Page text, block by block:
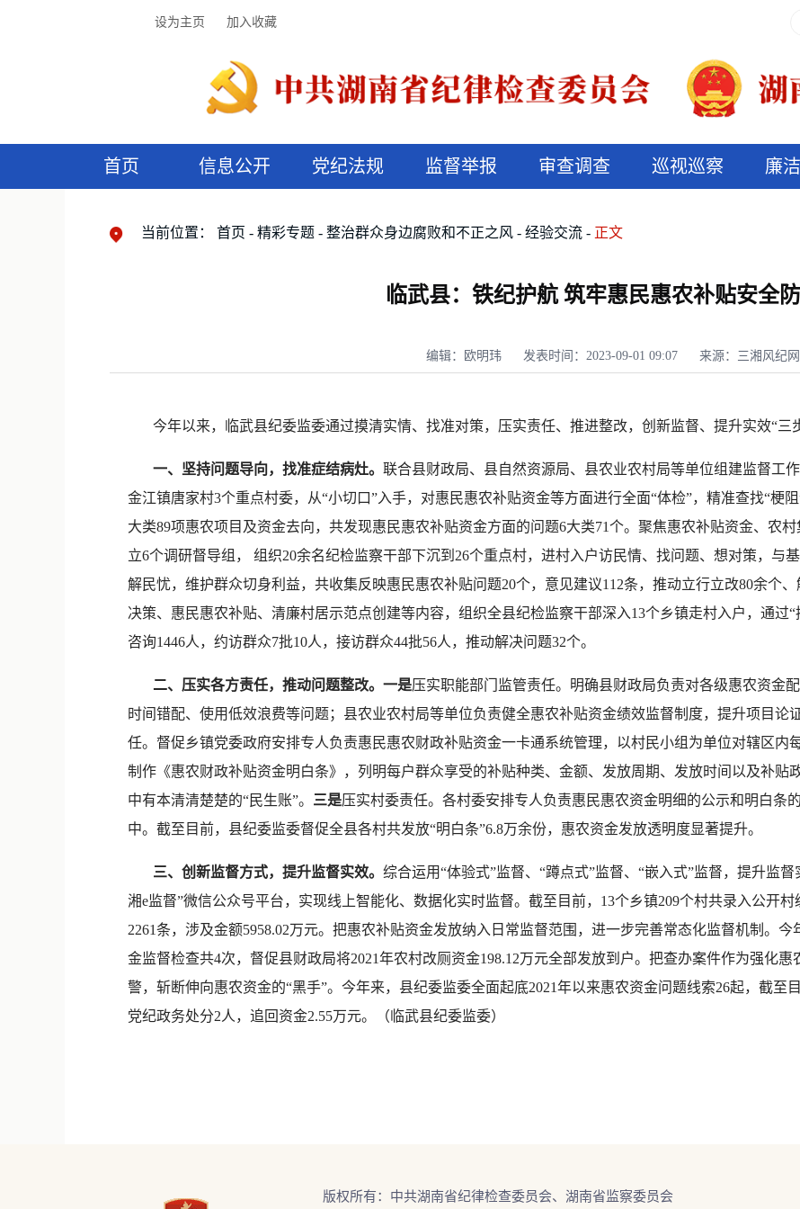
设为主页 加入收藏
首页 信息公开 党纪法规 监督举报 审查调查 巡视巡察 廉
当前位置： 首页 精彩专题 整治群众身边腐败和不正之风 经验交流 正文
临武县：铁纪护航 筑牢惠民惠农补贴安全
编辑：欧明玮 发表时间：2023-09-01 09:07 来源：三湘风纪网
今年以来，临武县纪委监委通过摸清实情、找准对策，压实责任、推进整改，创新监督、提升实效“三
一、坚持问题导向，找准症结病灶。 联合县财政局、县自然资源局、县农业农村局等单位组建监督工
金江镇唐家村3个重点村委，从“小切口”入手，对惠民惠农补贴资金等方面进行全面“体检”，精准查找“梗
大类89项惠农项目及资金去向，共发现惠民惠农补贴资金方面的问题6大类71个。聚焦惠农补贴资金、农
立6个调研督导组， 组织20余名纪检监察干部下沉到26个重点村，进村入户访民情、找问题、想对策，与
解民忧，维护群众切身利益，共收集反映惠民惠农补贴问题20个，意见建议112条，推动立行立改80余个
决策、惠民惠农补贴、清廉村居示范点创建等内容，组织全县纪检监察干部深入13个乡镇走村入户，通过
咨询1446人，约访群众7批10人，接访群众44批56人，推动解决问题32个。
二、压实各方责任，推动问题整改。一是压实职能部门监管责任。明确县财政局负责对各级惠农资金
时间错配、使用低效浪费等问题；县农业农村局等单位负责健全惠农补贴资金绩效监督制度，提升项目论
任。督促乡镇党委政府安排专人负责惠民惠农财政补贴资金一卡通系统管理，以村民小组为单位对辖区内
制作《惠农财政补贴资金明白条》，列明每户群众享受的补贴种类、金额、发放周期、发放时间以及补贴
中有本清清楚楚的“民生账”。 三是压实村委责任。各村委安排专人负责惠民惠农资金明细的公示和明白条
中。截至目前，县纪委监委督促全县各村共发放“明白条”6.8万余份，惠农资金发放透明度显著提升。
三、创新监督方式，提升监督实效。 综合运用“体验式”监督、“蹲点式”监督、“嵌入式”监督，提升监
湘e监督”微信公众号平台，实现线上智能化、数据化实时监督。截至目前，13个乡镇209个村共录入公开村
2261条，涉及金额5958.02万元。把惠农补贴资金发放纳入日常监督范围，进一步完善常态化监督机制。
金监督检查共4次，督促县财政局将2021年农村改厕资金198.12万元全部发放到户。把查办案件作为强化
警，斩断伸向惠农资金的“黑手”。今年来，县纪委监委全面起底2021年以来惠农资金问题线索26起，截至
党纪政务处分2人，追回资金2.55万元。（临武县纪委监委）
版权所有：中共湖南省纪律检查委员会、湖南省监察委员会